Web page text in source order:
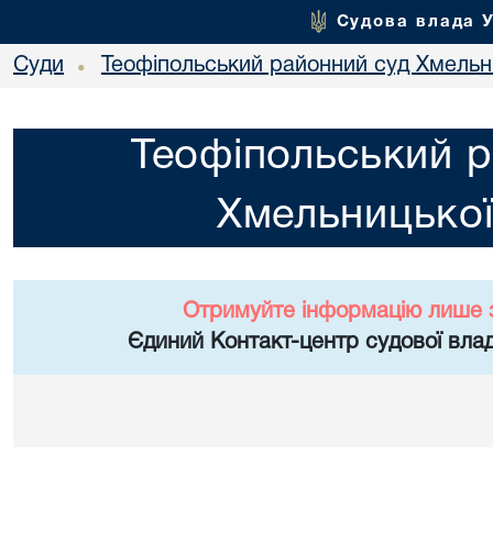
Судова влада
Суди • Теофіпольський районний суд
Теофіпольський
Отримуйте інформацію лише
Єдиний Контакт-центр судової